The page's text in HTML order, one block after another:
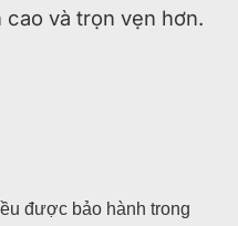
và trọn vẹn hơn.
được bảo hành trong